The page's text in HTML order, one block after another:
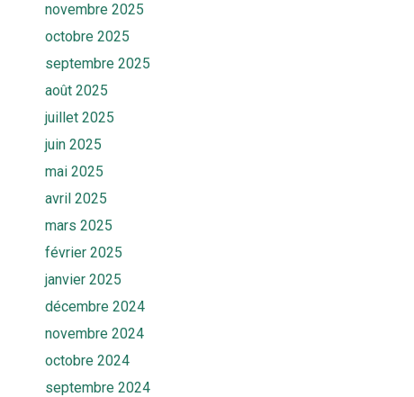
novembre 2025
octobre 2025
septembre 2025
août 2025
juillet 2025
juin 2025
mai 2025
avril 2025
mars 2025
février 2025
janvier 2025
décembre 2024
novembre 2024
octobre 2024
septembre 2024